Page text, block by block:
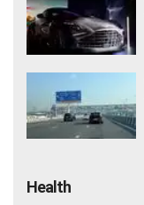
Health